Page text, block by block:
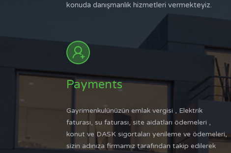
konuda danışmanlık hizmetleri vermekteyiz.
Payments
Gayrimenkulünüzün emlak vergisi , Elektrik
faturası, su faturası, site aidatları ödemeleri ,
konut ve DASK sigortaları yenileme ve ödemeleri,
sizin adınıza firmamız tarafından takip edilerek